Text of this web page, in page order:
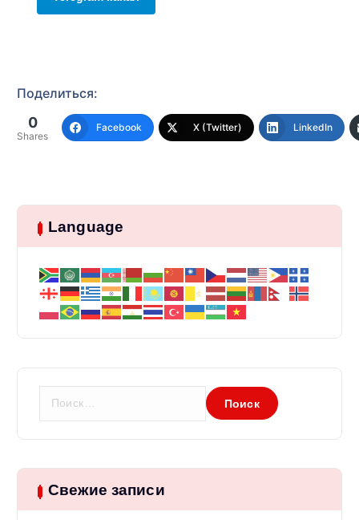
Поделиться:
0
Shares
Facebook X (Twitter) LinkedIn
Language
и
: Свежие записи